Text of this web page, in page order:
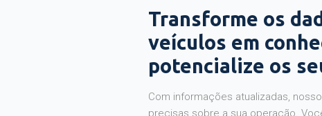
Transforme os
veículos em
potencialize os
Com informações atualizadas,
precisas sobre a sua operação.